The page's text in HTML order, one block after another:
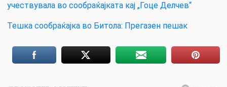
учествувала во сообраќајката кај „Гоце Делчев“
Тешка сообраќајка во Битола: Прегазен пешак